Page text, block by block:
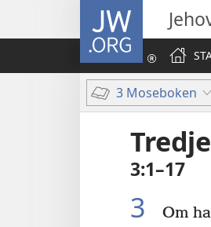
JW.ORG
3 Moseboken
3:1–17
3 Om